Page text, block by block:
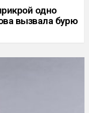
одно
вызвала бурю